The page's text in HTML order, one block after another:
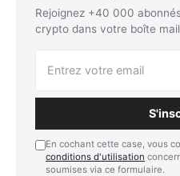
Rejoignez +40 000
crypto dans votre boîte
En cochant cette case, vous
conditions d'utilisation
soumises via ce formulaire.